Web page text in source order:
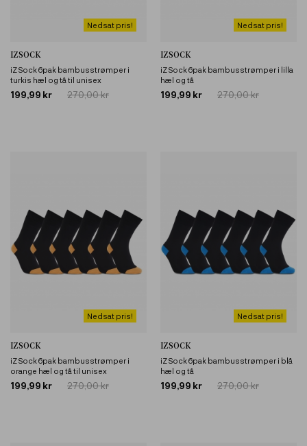
Nedsat pris!
IZSOCK
iZ Sock 6pak bambusstrømper i
turkis hæl og tå til unisex
199,99 kr 270,00 kr
Nedsat pris!
IZSOCK
iZ Sock 6pak bambusstrømper i lilla
hæl og tå
199,99 kr 270,00 kr
Nedsat pris!
IZSOCK
iZ Sock 6pak bambusstrømper i
orange hæl og tå til unisex
199,99 kr 270,00 kr
Nedsat pris!
IZSOCK
iZ Sock 6pak bambusstrømper i blå
hæl og tå
199,99 kr 270,00 kr